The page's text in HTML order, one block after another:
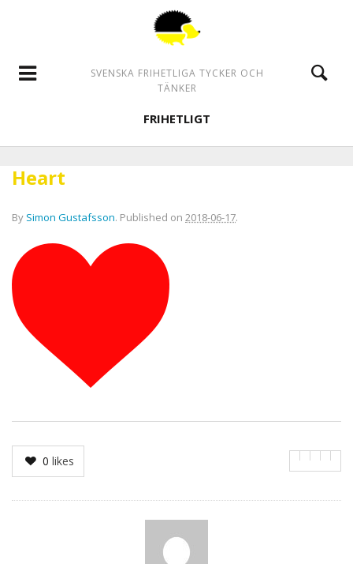
SVENSKA FRIHETLIGA TYCKER OCH
TÄNKER
FRIHETLIGT
Heart
By Simon Gustafsson. Published on 2018-06-17.
0 likes